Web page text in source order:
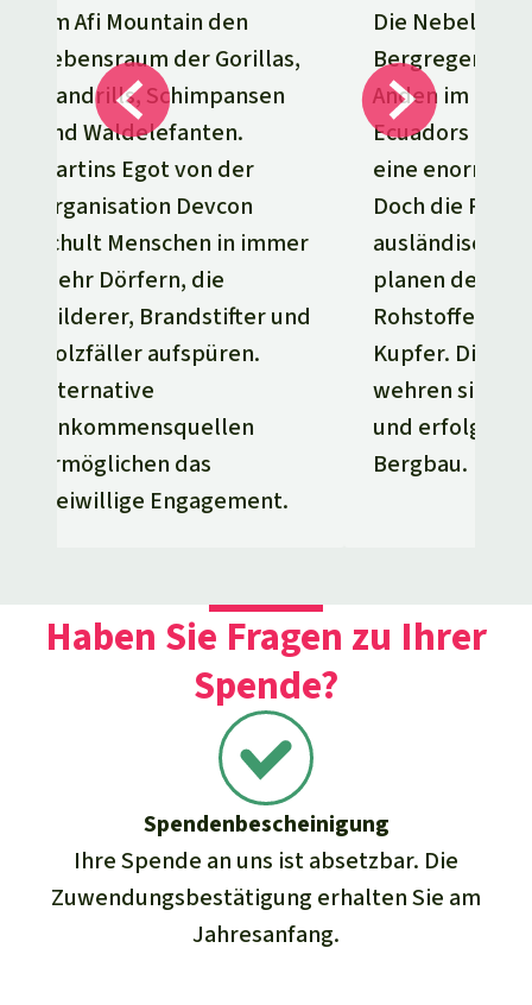
am Afi Mountain den
Lebensraum der Gorillas,
Mandrills, Schimpansen
und Waldelefanten.
Martins Egot von der
Organisation Devcon
schult Menschen in immer
mehr Dörfern, die
Wilderer, Brandstifter und
Holzfäller aufspüren.
Alternative
Einkommensquellen
ermöglichen das
freiwillige Engagement.
Die Nebel
Anden im
Ecuadors
eine enorme
Doch die
ausländische
planen den
Rohstoffen
Kupfer. Die
wehren sich
und
Bergbau.
Haben Sie Fragen zu Ihrer
Spende?
Spenden­bescheinigung
Ihre Spende an uns ist absetzbar. Die
Zuwendungs­bestätigung erhalten Sie am
Jahresanfang.